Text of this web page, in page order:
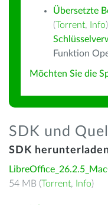
Übersetzte
(Torrent, Info)
Funktion
Möchten Sie die
SDK und
SDK
54 MB (Torrent, Info)